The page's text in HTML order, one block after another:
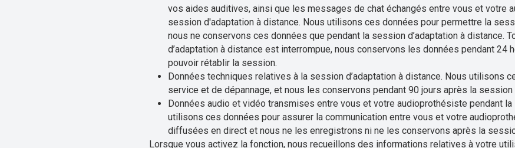
vos aides auditives, ainsi que les messages de chat échangés entre vous et votre
session d'adaptation à distance. Nous utilisons ces données pour permettre la
nous ne conservons ces données que pendant la session d’adaptation à distance.
d’adaptation à distance est interrompue, nous conservons les données pendant 24
pouvoir rétablir la session.
Données techniques relatives à la session d’adaptation à distance. Nous utilisons
service et de dépannage, et nous les conservons pendant 90 jours après la session
Données audio et vidéo transmises entre vous et votre audioprothésiste pendant
utilisons ces données pour assurer la communication entre vous et votre
diffusées en direct et nous ne les enregistrons ni ne les conservons après la
Lorsque vous activez la fonction, nous recueillons des informations relatives à votre